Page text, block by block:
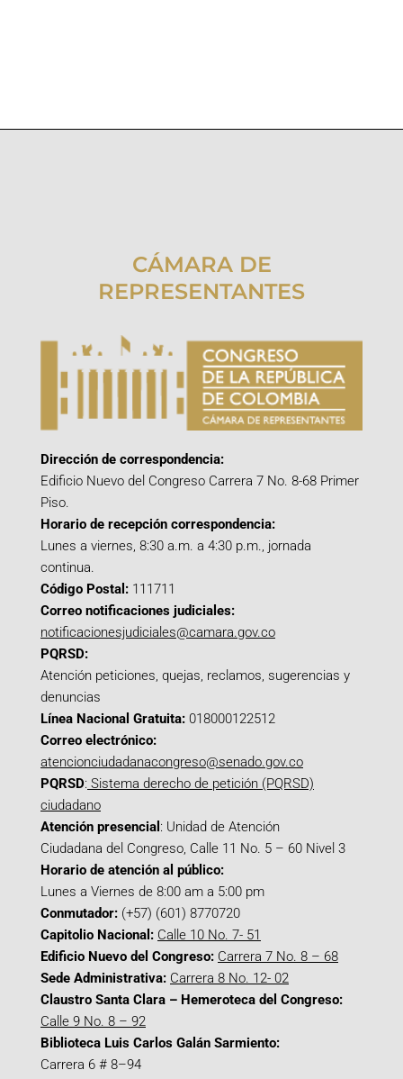
CÁMARA DE
REPRESENTANTES
Dirección de correspondencia:
Edificio Nuevo del Congreso Carrera 7 No. 8-68 Primer
Piso.
Horario de recepción correspondencia:
Lunes a viernes, 8:30 a.m. a 4:30 p.m., jornada
continua.
Código Postal: 111711
Correo notificaciones judiciales:
notificacionesjudiciales@camara.gov.co
PQRSD:
Atención peticiones, quejas, reclamos, sugerencias y
denuncias
Línea Nacional Gratuita: 018000122512
Correo electrónico:
atencionciudadanacongreso@senado.gov.co
PQRSD: Sistema derecho de petición (PQRSD)
ciudadano
Atención presencial : Unidad de Atención
Ciudadana del Congreso, Calle 11 No. 5 – 60 Nivel 3
Horario de atención al público:
Lunes a Viernes de 8:00 am a 5:00 pm
Conmutador: (+57) (601) 8770720
Capitolio Nacional: Calle 10 No. 7- 51
Edificio Nuevo del Congreso: Carrera 7 No. 8 – 68
Sede Administrativa: Carrera 8 No. 12- 02
Claustro Santa Clara – Hemeroteca del Congreso:
Calle 9 No. 8 – 92
Biblioteca Luis Carlos Galán Sarmiento:
Carrera 6 # 8–94